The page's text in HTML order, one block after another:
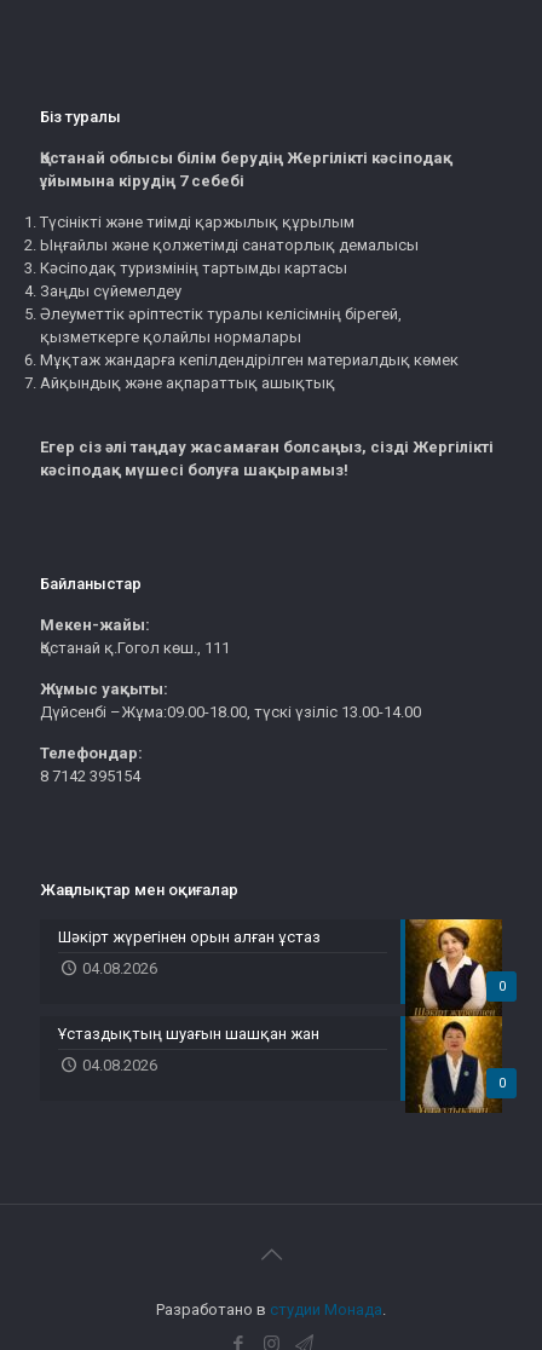
Біз туралы
Қостанай облысы білім берудің Жергілікті кәсіподақ
ұйымына кірудің 7 себебі
Түсінікті және тиімді қаржылық құрылым
Ыңғайлы және қолжетімді санаторлық демалысы
Кәсіподақ туризмінің тартымды картасы
Заңды сүйемелдеу
Әлеуметтік әріптестік туралы келісімнің бірегей,
қызметкерге қолайлы нормалары
Мұқтаж жандарға кепілдендірілген материалдық көмек
Айқындық және ақпараттық ашықтық
Егер сіз әлі таңдау жасамаған болсаңыз, сізді Жергілікті
кәсіподақ мүшесі болуға шақырамыз!
Байланыстар
Мекен-жайы:
Қостанай қ.Гогол көш., 111
Жұмыс уақыты:
Дүйсенбі –Жұма:09.00-18.00, түскі үзіліс 13.00-14.00
Телефондар:
8 7142 395154
Жаңалықтар мен оқиғалар
0
Шәкірт жүрегінен орын алған ұстаз
04.08.2026
0
Ұстаздықтың шуағын шашқан жан
04.08.2026
Разработано в студии Монада.